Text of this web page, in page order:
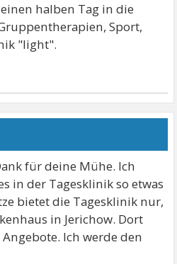
halben Tag in die
Sport,
"light".
für deine Mühe. Ich
in der Tagesklinik so etwas
bietet die Tagesklinik nur,
in Jerichow. Dort
Ich werde den